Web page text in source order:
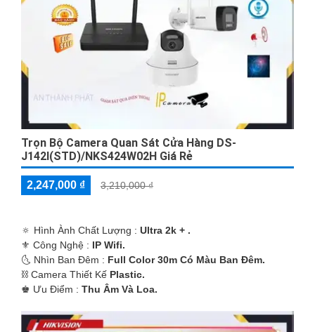
nhu cầu của mình.
Trọn Bộ Camera Quan Sát Cửa Hàng DS-
J142I(STD)/NKS424W02H Giá Rẻ
2,247,000 ₫ 3,210,000 ₫
🔅 Hình Ành Chất Lượng : Ultra 2k + .
⚜️ Công Nghệ : IP Wifi.
🌜 Nhìn Ban Đêm : Full Color 30m Có Màu Ban Ðêm.
⛓ Camera Thiết Kế Plastic.
️♚ Ưu Điểm : Thu Âm Và Loa.